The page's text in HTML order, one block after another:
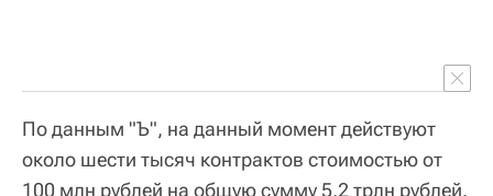
По данным "Ъ", на данный момент действуют
около шести тысяч контрактов стоимостью от
100 млн рублей на общую сумму 5,2 трлн рублей.